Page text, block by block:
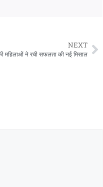
NEXT
महिलाओं ने रची सफलता की नई मिसाल